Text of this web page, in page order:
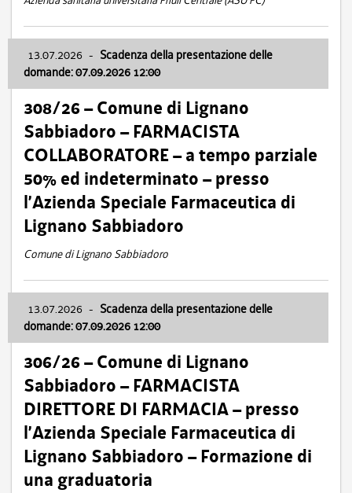
13.07.2026 - Scadenza della presentazione delle
domande: 07.09.2026 12:00
308/26 – Comune di Lignano
Sabbiadoro – FARMACISTA
COLLABORATORE – a tempo parziale
50% ed indeterminato – presso
l’Azienda Speciale Farmaceutica di
Lignano Sabbiadoro
Comune di Lignano Sabbiadoro
13.07.2026 - Scadenza della presentazione delle
domande: 07.09.2026 12:00
306/26 – Comune di Lignano
Sabbiadoro – FARMACISTA
DIRETTORE DI FARMACIA – presso
l’Azienda Speciale Farmaceutica di
Lignano Sabbiadoro – Formazione di
una graduatoria